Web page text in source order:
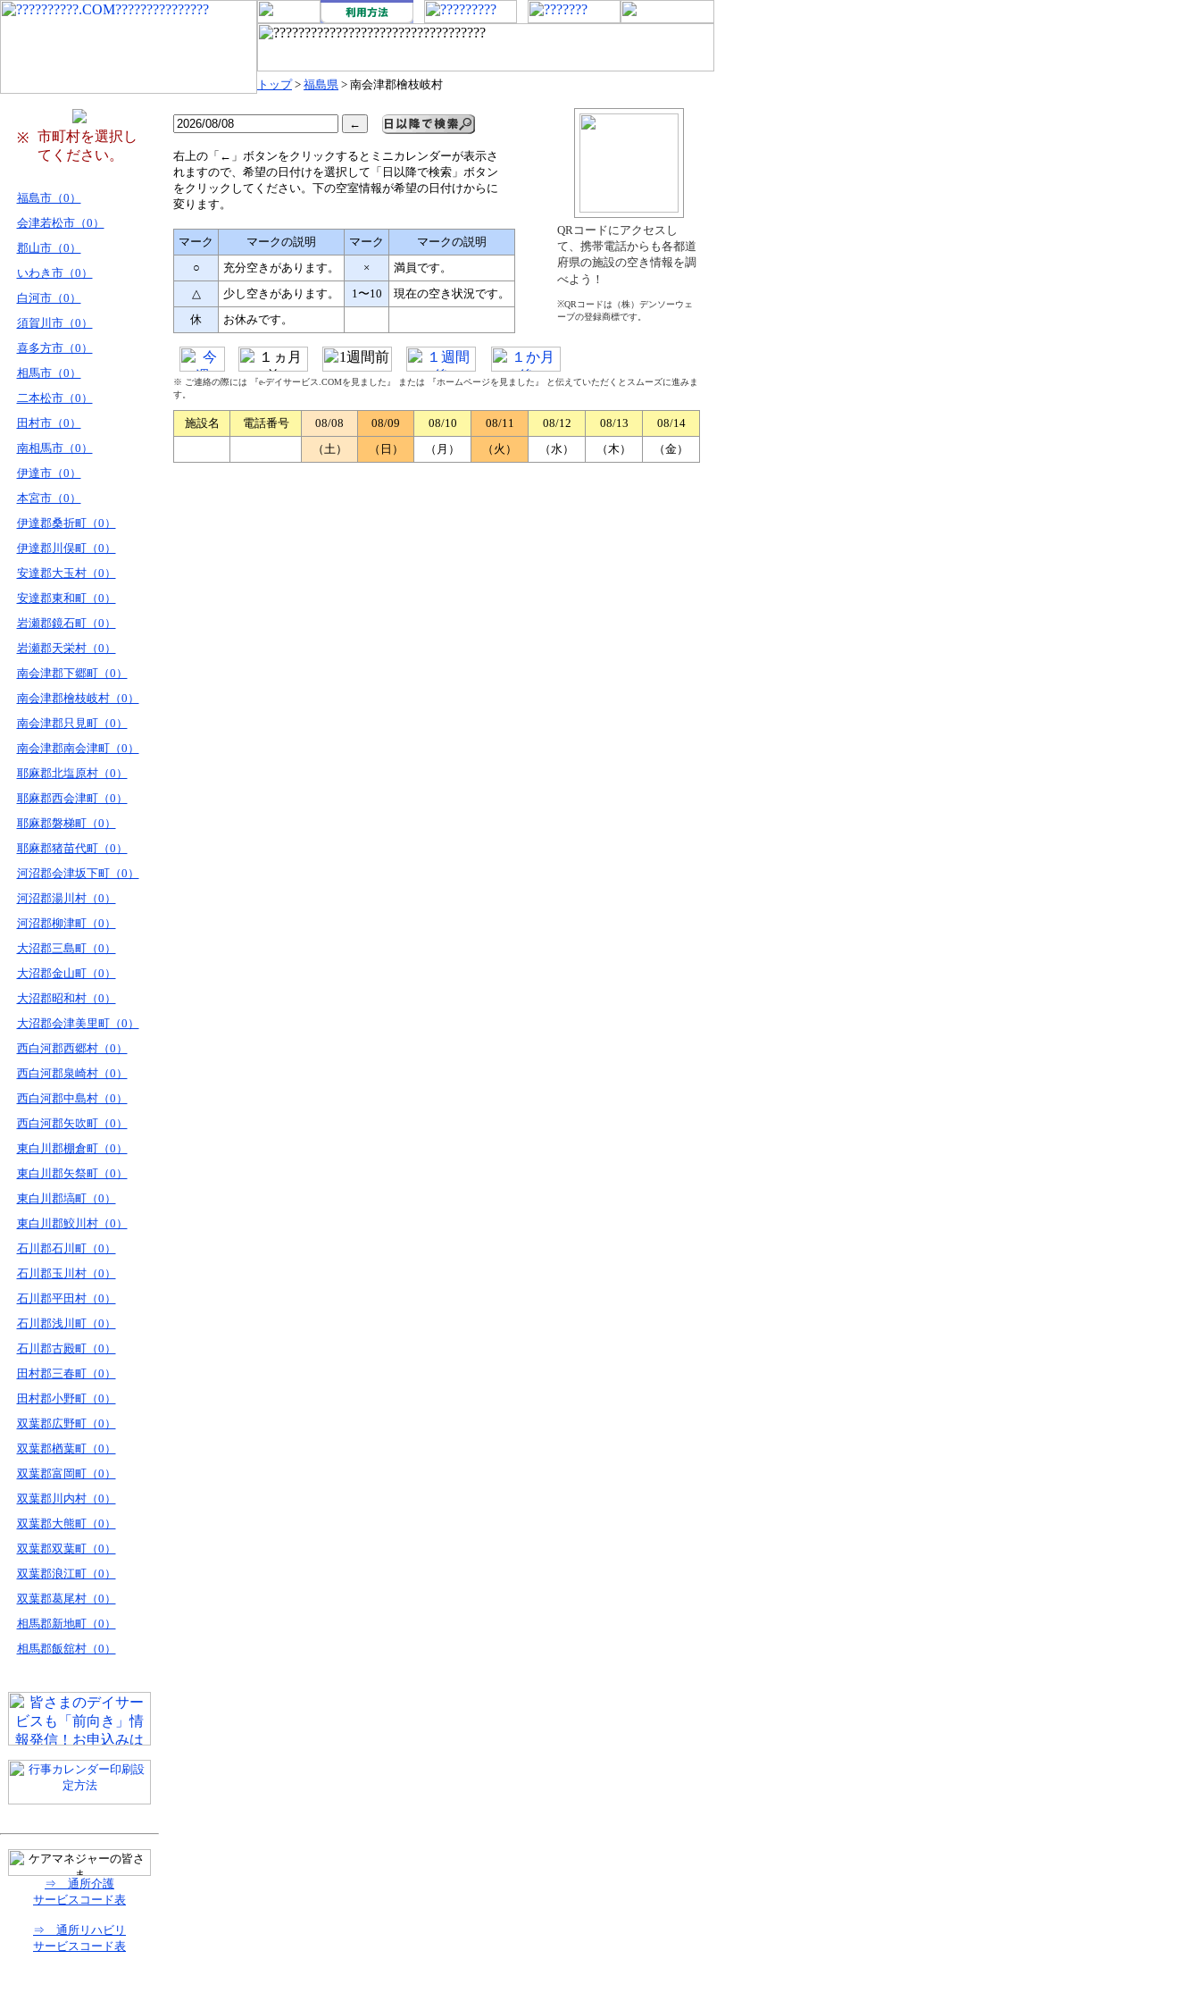
トップ> 福島県 > 南会津郡檜枝岐村
※
市町村を選択し
てください。
福島市（0）
会津若松市（0）
郡山市（0）
いわき市（0）
白河市（0）
須賀川市（0）
喜多方市（0）
相馬市（0）
二本松市（0）
田村市（0）
南相馬市（0）
伊達市（0）
本宮市（0）
伊達郡桑折町（0）
伊達郡川俣町（0）
安達郡大玉村（0）
安達郡東和町（0）
岩瀬郡鏡石町（0）
岩瀬郡天栄村（0）
南会津郡下郷町（0）
南会津郡檜枝岐村（0）
南会津郡只見町（0）
南会津郡南会津町（0）
耶麻郡北塩原村（0）
耶麻郡西会津町（0）
耶麻郡磐梯町（0）
耶麻郡猪苗代町（0）
河沼郡会津坂下町（0）
河沼郡湯川村（0）
河沼郡柳津町（0）
大沼郡三島町（0）
大沼郡金山町（0）
大沼郡昭和村（0）
大沼郡会津美里町（0）
西白河郡西郷村（0）
西白河郡泉崎村（0）
西白河郡中島村（0）
西白河郡矢吹町（0）
東白川郡棚倉町（0）
東白川郡矢祭町（0）
東白川郡塙町（0）
東白川郡鮫川村（0）
石川郡石川町（0）
石川郡玉川村（0）
石川郡平田村（0）
石川郡浅川町（0）
石川郡古殿町（0）
田村郡三春町（0）
田村郡小野町（0）
双葉郡広野町（0）
双葉郡楢葉町（0）
双葉郡富岡町（0）
双葉郡川内村（0）
双葉郡大熊町（0）
双葉郡双葉町（0）
双葉郡浪江町（0）
双葉郡葛尾村（0）
相馬郡新地町（0）
相馬郡飯舘村（0）
⇒ 通所介護
サービスコード表
⇒ 通所リハビリ
サービスコード表
右上の「←」ボタンをクリックするとミニカレンダーが表示さ
れますので、希望の日付けを選択して「日以降で検索」ボタン
をクリックしてください。下の空室情報が希望の日付けからに
変ります。
マーク マークの説明 マーク
マークの説明
○
充分空きがあります。 ×
満員です。
△
少し空きがあります。 1〜10
現在の空き状況です。
休
お休みです。
QRコードにアクセスし
て、携帯電話からも各都道
府県の施設の空き情報を調
べよう！
※QRコードは（株）デンソーウェ
ーブの登録商標です。
※ ご連絡の際には 『e-デイサービス.COMを見ました』 または 『ホームページを見ました』 と伝えていただくとスムーズに進みま
す。
施設名 電話番号 08/08 08/09 08/10 08/11 08/12 08/13
08/14
（土）
（日） （月） （火） （水） （木） （金）